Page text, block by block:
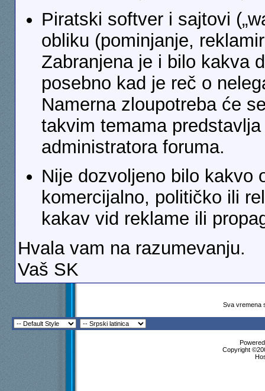
Piratski softver i sajtovi
obliku (pominjanje,
Zabranjena je i bilo kakva
posebno kad je reč o
Namerna zloupotreba će
takvim temama
administratora foruma.
Nije dozvoljeno bilo kakvo
komercijalno, političko ili
kakav vid reklame ili
Hvala vam na razumevanju.
Vaš SK
Sva vremena
Copyright